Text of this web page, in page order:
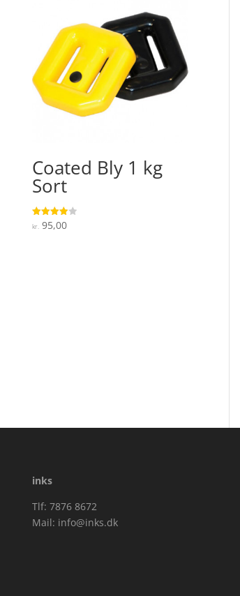
Coated Bly 1 kg
Sort
Vurderet
4
kr.95,00
inks
Tlf: 7876 8672
Mail: info@inks.dk